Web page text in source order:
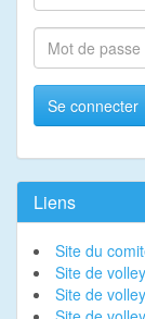
Se connecter
Liens
Site du
Site de
Site de